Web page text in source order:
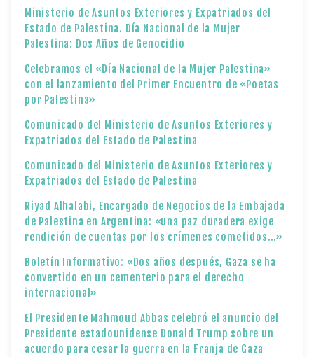
Ministerio de Asuntos Exteriores y Expatriados del
Estado de Palestina. Día Nacional de la Mujer
Palestina: Dos Años de Genocidio
Celebramos el «Día Nacional de la Mujer Palestina»
con el lanzamiento del Primer Encuentro de «Poetas
por Palestina»
Comunicado del Ministerio de Asuntos Exteriores y
Expatriados del Estado de Palestina
Comunicado del Ministerio de Asuntos Exteriores y
Expatriados del Estado de Palestina
Riyad Alhalabi, Encargado de Negocios de la Embajada
de Palestina en Argentina: «una paz duradera exige
rendición de cuentas por los crímenes cometidos…»
Boletín Informativo: «Dos años después, Gaza se ha
convertido en un cementerio para el derecho
internacional»
El Presidente Mahmoud Abbas celebró el anuncio del
Presidente estadounidense Donald Trump sobre un
acuerdo para cesar la guerra en la Franja de Gaza